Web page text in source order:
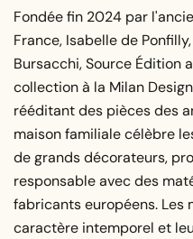
Fondée fin 2024 par
France, Isabelle de
Bursacchi, Source Édition
collection à la Milan
rééditant des pièces des
maison familiale célèbre
de grands décorateurs,
responsable avec des
fabricants européens. Les
caractère intemporel et